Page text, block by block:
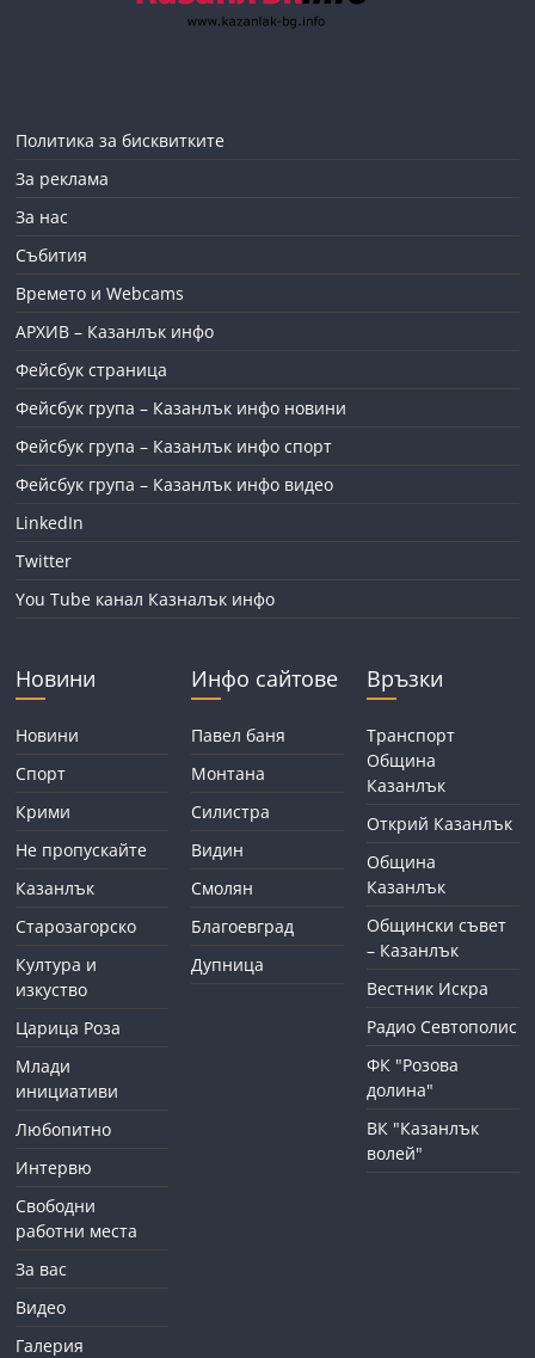
Политика за бисквитките
За реклама
За нас
Събития
Времето и Webcams
АРХИВ – Казанлък инфо
Фейсбук страница
Фейсбук група – Казанлък инфо новини
Фейсбук група – Казанлък инфо спорт
Фейсбук група – Казанлък инфо видео
LinkedIn
Twitter
You Tube канал Казналък инфо
Новини
Новини
Спорт
Крими
Не пропускайте
Казанлък
Старозагорско
Култура и
изкуство
Царица Роза
Млади
инициативи
Любопитно
Интервю
Свободни
работни места
За вас
Видео
Галерия
Инфо сайтове
Павел баня
Монтана
Силистра
Видин
Смолян
Благоевград
Дупница
Връзки
Транспорт
Община
Казанлък
Открий Казанлък
Община
Казанлък
Общински съвет
– Казанлък
Вестник Искра
Радио Севтополис
ФК "Розова
долина"
ВК "Казанлък
волей"